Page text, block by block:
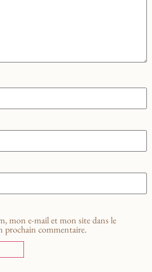
mon e-mail et mon site dans le
prochain commentaire.